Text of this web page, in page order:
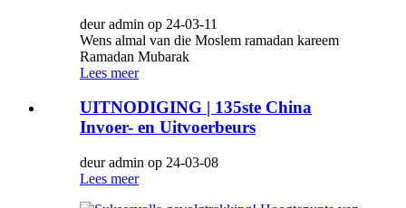
deur admin op 24-03-11
Wens almal van die Moslem ramadan kareem
Ramadan Mubarak
Lees meer
UITNODIGING | 135ste China
Invoer- en Uitvoerbeurs
deur admin op 24-03-08
Lees meer